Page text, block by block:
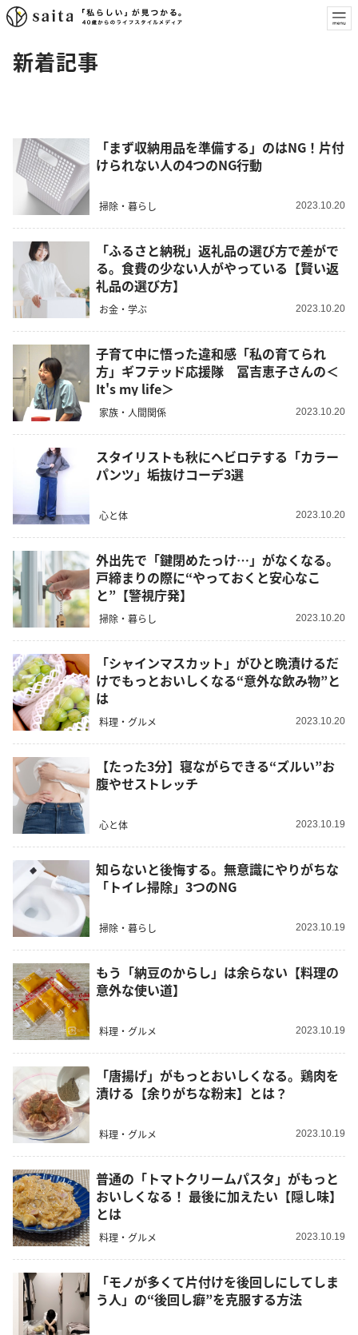
新着記事
「まず収納用品を準備する」のはNG！片付
けられない人の4つのNG行動
掃除・暮らし 2023.10.20
「ふるさと納税」返礼品の選び方で差がで
る。食費の少ない人がやっている【賢い返
礼品の選び方】
お金・学ぶ 2023.10.20
子育て中に悟った違和感「私の育てられ
方」ギフテッド応援隊 冨吉恵子さんの＜
It's my life＞
家族・人間関係 2023.10.20
スタイリストも秋にヘビロテする「カラー
パンツ」垢抜けコーデ3選
心と体 2023.10.20
外出先で「鍵閉めたっけ…」がなくなる。
戸締まりの際に“やっておくと安心なこ
と”【警視庁発】
掃除・暮らし 2023.10.20
「シャインマスカット」がひと晩漬けるだ
けでもっとおいしくなる“意外な飲み物”と
は
料理・グルメ 2023.10.20
【たった3分】寝ながらできる“ズルい”お
腹やせストレッチ
心と体 2023.10.19
知らないと後悔する。無意識にやりがちな
「トイレ掃除」3つのNG
掃除・暮らし 2023.10.19
もう「納豆のからし」は余らない【料理の
意外な使い道】
料理・グルメ 2023.10.19
「唐揚げ」がもっとおいしくなる。鶏肉を
漬ける【余りがちな粉末】とは？
料理・グルメ 2023.10.19
普通の「トマトクリームパスタ」がもっと
おいしくなる！ 最後に加えたい【隠し味】
とは
料理・グルメ 2023.10.19
「モノが多くて片付けを後回しにしてしま
う人」の“後回し癖”を克服する方法